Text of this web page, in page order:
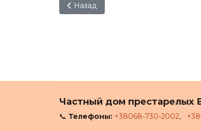
Предыдущий: Уход после инфаркта
Назад
Частный дом престарелых
📞 Телефоны: +38068-730-2002,